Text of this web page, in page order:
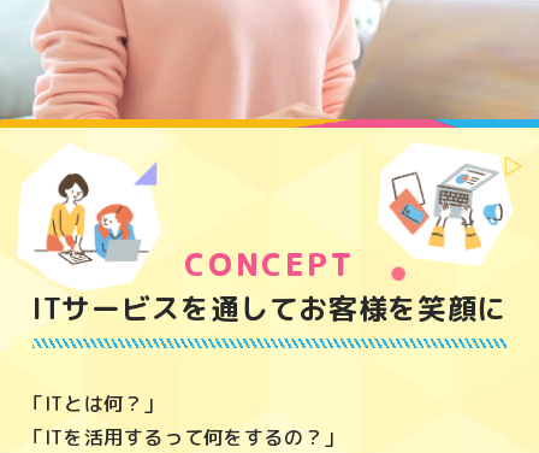
CONCEPT
ITサービスを通してお客様を笑顔に
「ITとは何？」
「ITを活用するって何をするの？」